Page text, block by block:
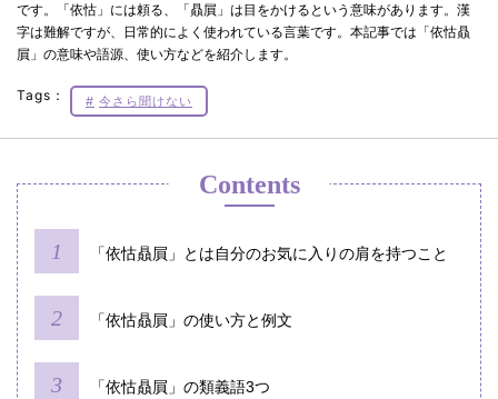
です。「依怙」には頼る、「贔屓」は目をかけるという意味があります。漢
字は難解ですが、日常的によく使われている言葉です。本記事では「依怙贔
屓」の意味や語源、使い方などを紹介します。
Tags： 今さら聞けない
Contents
「依怙贔屓」とは自分のお気に入りの肩を持つこと
「依怙贔屓」の使い方と例文
「依怙贔屓」の類義語3つ